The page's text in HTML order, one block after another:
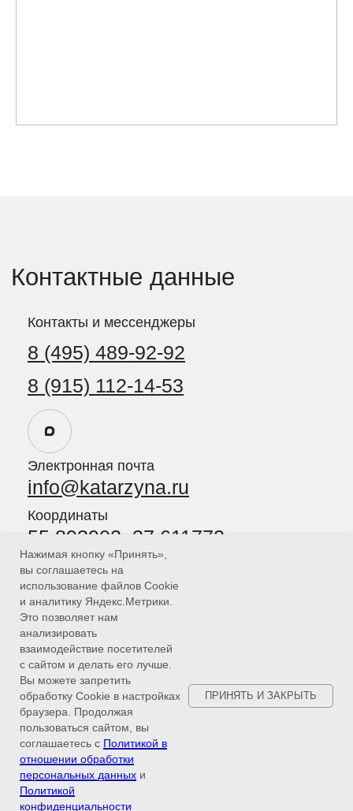
Согласие на получение рекламно-информационных
материалов
Согласие пользователя сайта на обработку персональных
данных
Политика конфиденциальности персональных данных
посетителей сайта
Пользовательское соглашение
Политика в отношении обработки персональных данных
Социальные сети
127560, Россия, Москва,
Нажимая кнопку «Принять»,
вы соглашаетесь на
использование файлов Cookie
и аналитику Яндекс.Метрики.
Это позволяет нам
анализировать
взаимодействие посетителей
с сайтом и делать его лучше.
Вы можете запретить
обработку Cookie в настройках
браузера. Продолжая
пользоваться сайтом, вы
соглашаетесь с Политикой в
отношении обработки
персональных данных и
Политикой
конфиденциальности
ПРИНЯТЬ И ЗАКРЫТЬ